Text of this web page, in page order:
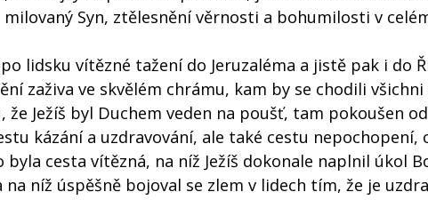
milovaný Syn, ztělesnění věrnosti a bohumilosti v
lidsku vítězné tažení do Jeruzaléma a jistě pak i do
zaživa ve skvělém chrámu, kam by se chodili
Ježíš byl Duchem veden na poušť, tam pokoušen
kázání a uzdravování, ale také cestu nepochopení,
cesta vítězná, na níž Ježíš dokonale naplnil úkol
níž úspěšně bojoval se zlem v lidech tím, že je